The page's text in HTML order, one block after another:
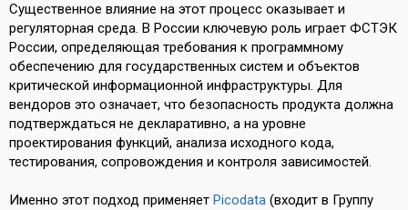
Существенное влияние на этот процесс оказывает и
регуляторная среда. В России ключевую роль играет ФСТЭК
России, определяющая требования к программному
обеспечению для государственных систем и объектов
критической информационной инфраструктуры. Для
вендоров это означает, что безопасность продукта должна
подтверждаться не декларативно, а на уровне
проектирования функций, анализа исходного кода,
тестирования, сопровождения и контроля зависимостей.
Именно этот подход применяет Picodata (входит в Группу